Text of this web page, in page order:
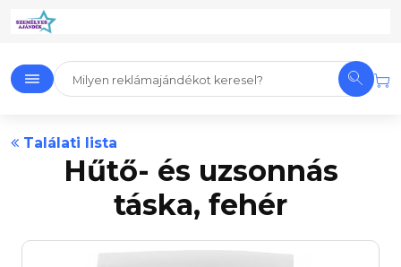
Találati lista
Hűtő- és uzsonnás
táska, fehér